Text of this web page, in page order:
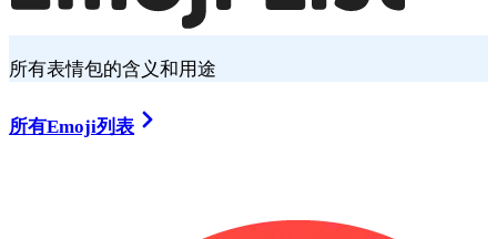
所有表情包的含义和用途
所有Emoji列表